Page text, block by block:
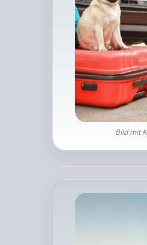
Bild mit